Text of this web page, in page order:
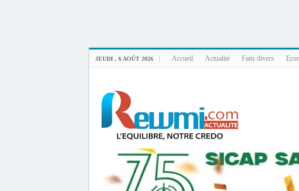
JEUDI , 6 AOÛT 2026 Accueil Actualité Faits divers